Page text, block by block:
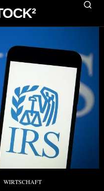
WIRTSCHAFT